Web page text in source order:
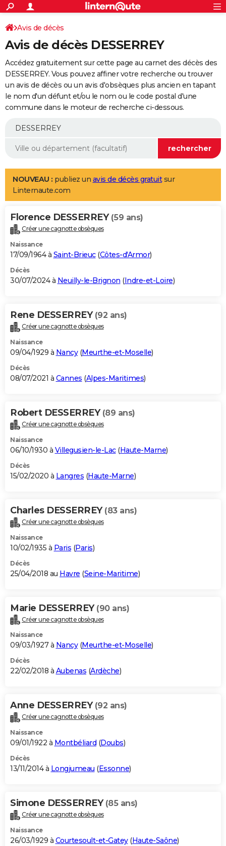
ACTUALITÉS
Politique
Société
Faits Divers
Education
Monde
Villes
+
SPORT
Coupe du monde 2026
Football
Tennis
Cyclisme
Rugby
Forum
Programme TV
TNT
Streaming
Cinéma
Sorties cinéma
Musique
+
FINANCE
Impôts
Immobilier
Risques naturels par ville
Banque
Assurance
Crédit
AUTO
Essais
Réserver un essai
Citadines
Berlines
SUV
Forum auto
+
Mobiles
Meilleur smartphone
Internet
Ordinateurs
Jeux vidéo
Guide high-tech
Aménagement intérieur
LIFESTYLE
Art de vivre
Bien-être
Loisirs
Mode
Modes de vie
Alimentation
Guide de la santé
Maladies
Médicaments
Sommeil
VOYAGE
Destinations
City break
Voyage nature
Voyage de noces
Forum
Climat
+PHOTO
GUIDES D'ACHAT
BONS PLANS
Carte de Noël
Carte Bonne année
Carte Saint-Valentin
Carte Pâques
Carte d'anniversaire
DICTIONNAIRE
Dictionnaire
Biographies
Citations
Expressions
Proverbes
PROGRAMME TV
S'inscrire
Se connecter
Lycées
Collèges
Primaires
Universités
Entreprises
Service militaire
Avis de recherche
AVIS DE DÉCÈS
Bricolage
Lifestyle
Culture
Sport
Auto
Television
Voyage
Cinema
Avis de décès
Avis de décès DESSERREY
Accédez gratuitement sur cette page au carnet des décès des
DESSERREY. Vous pouvez affiner votre recherche ou trouver
un avis de décès ou un avis d'obsèques plus ancien en tapant
le nom d'un défunt et/ou le nom ou le code postal d'une
commune dans le moteur de recherche ci-dessous.
NOUVEAU : publiez un avis de décès gratuitsur
Linternaute.com
Florence DESSERREY (59 ans)
Créer une cagnotte obsèques
Naissance
17/09/1964 à Saint-Brieuc(Côtes-d'Armor)
Décès
30/07/2024 à Neuilly-le-Brignon (Indre-et-Loire)
Rene DESSERREY (92 ans)
Créer une cagnotte obsèques
Naissance
09/04/1929 à Nancy(Meurthe-et-Moselle)
Décès
08/07/2021 à Cannes (Alpes-Maritimes)
Robert DESSERREY (89 ans)
Créer une cagnotte obsèques
Naissance
06/10/1930 à Villegusien-le-Lac(Haute-Marne)
Décès
15/02/2020 à Langres (Haute-Marne)
Charles DESSERREY (83 ans)
Créer une cagnotte obsèques
Naissance
10/02/1935 à Paris (Paris)
Décès
25/04/2018 au Havre (Seine-Maritime)
Marie DESSERREY (90 ans)
Créer une cagnotte obsèques
Naissance
09/03/1927 à Nancy(Meurthe-et-Moselle)
Décès
22/02/2018 à Aubenas (Ardèche)
Anne DESSERREY (92 ans)
Créer une cagnotte obsèques
Naissance
09/01/1922 à Montbéliard (Doubs)
Décès
13/11/2014 à Longjumeau (Essonne)
Simone DESSERREY (85 ans)
Créer une cagnotte obsèques
Naissance
26/03/1929 à Courtesoult-et-Gatey(Haute-Saône)